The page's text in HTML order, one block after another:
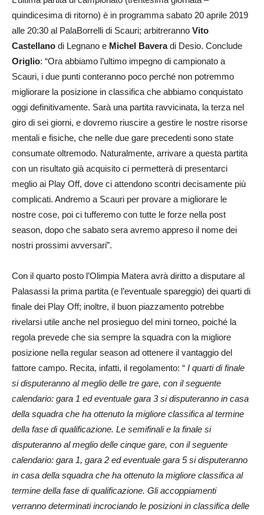
quindicesima di ritorno) è in programma sabato 20 aprile 2019
alle 20:30 al PalaBorrelli di Scauri; arbitreranno Vito
Castellano di Legnano e Michel Baveradi Desio. Conclude
Origlio: “Ora abbiamo l’ultimo impegno di campionato a
Scauri, i due punti conteranno poco perché non potremmo
migliorare la posizione in classifica che abbiamo conquistato
oggi definitivamente. Sarà una partita ravvicinata, la terza nel
giro di sei giorni, e dovremo riuscire a gestire le nostre risorse
mentali e fisiche, che nelle due gare precedenti sono state
consumate oltremodo. Naturalmente, arrivare a questa partita
con un risultato già acquisito ci permetterà di presentarci
meglio ai Play Off, dove ci attendono scontri decisamente più
complicati. Andremo a Scauri per provare a migliorare le
nostre cose, poi ci tufferemo con tutte le forze nella post
season, dopo che sabato sera avremo appreso il nome dei
nostri prossimi avversari”.
Con il quarto posto l’Olimpia Matera avrà diritto a disputare al
Palasassi la prima partita (e l’eventuale spareggio) dei quarti di
finale dei Play Off; inoltre, il buon piazzamento potrebbe
rivelarsi utile anche nel prosieguo del mini torneo, poiché la
regola prevede che sia sempre la squadra con la migliore
posizione nella regular season ad ottenere il vantaggio del
fattore campo. Recita, infatti, il regolamento: “ I quarti di finale
si disputeranno al meglio delle tre gare, con il seguente
calendario: gara 1 ed eventuale gara 3 si disputeranno in casa
della squadra che ha ottenuto la migliore classifica al termine
della fase di qualificazione. Le semifinali e la finale si
disputeranno al meglio delle cinque gare, con il seguente
calendario: gara 1, gara 2 ed eventuale gara 5 si disputeranno
in casa della squadra che ha ottenuto la migliore classifica al
termine della fase di qualificazione. Gli accoppiamenti
verranno determinati incrociando le posizioni in classifica delle